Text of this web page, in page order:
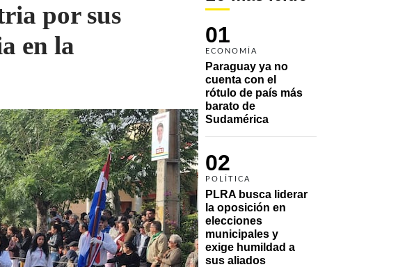
01
ECONOMÍA
Paraguay ya no
cuenta con el
rótulo de país más
barato de
Sudamérica
02
POLÍTICA
PLRA busca liderar
la oposición en
elecciones
municipales y
exige humildad a
sus aliados
por sus
en la